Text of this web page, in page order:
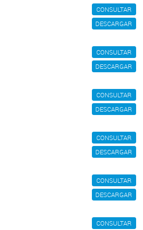
CONSULTAR
DESCARGAR
CONSULTAR
DESCARGAR
CONSULTAR
DESCARGAR
CONSULTAR
DESCARGAR
CONSULTAR
DESCARGAR
CONSULTAR